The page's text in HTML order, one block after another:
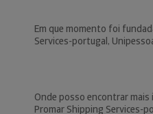
Em que momento foi
Services-portugal,
Onde posso encontrar
Promar Shipping Services-